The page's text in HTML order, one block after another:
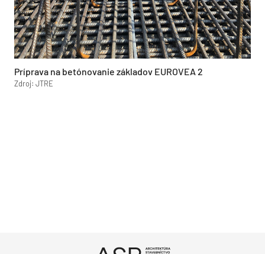
Príprava na betónovanie základov EUROVEA 2
Zdroj: JTRE